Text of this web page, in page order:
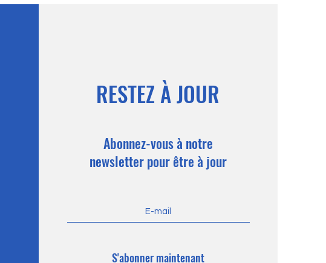
RESTEZ À JOUR
Abonnez-vous à notre
newsletter pour être à jour
S'abonner maintenant